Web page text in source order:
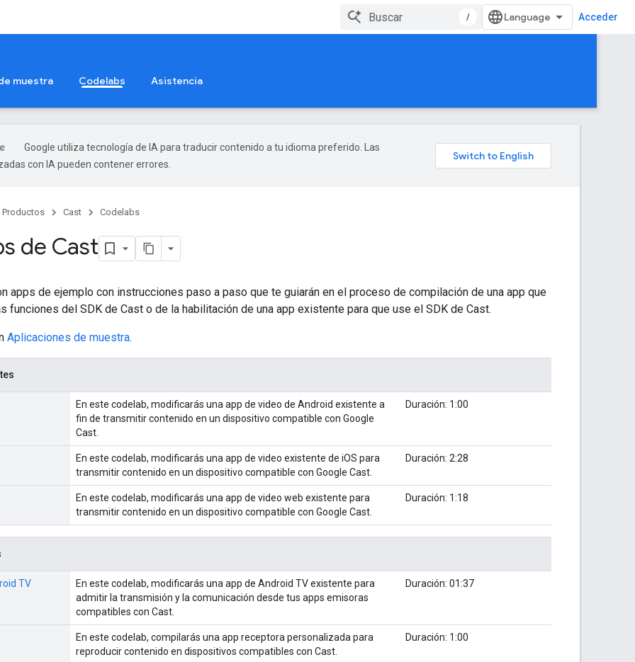
/ Acceder
muestra Codelabs Asistencia
Google utiliza tecnología de IA para traducir contenido a tu idioma preferido. Las
con IA pueden contener errores.
Productos Cast Codelabs
de Cast
apps de ejemplo con instrucciones paso a paso que te guiarán en el proceso de compilación de una app que
funciones del SDK de Cast o de la habilitación de una app existente para que use el SDK de Cast.
Aplicaciones de muestra.
En este codelab, modificarás una app de video de Android existente a
fin de transmitir contenido en un dispositivo compatible con Google
Cast.
Duración: 1:00
En este codelab, modificarás una app de video existente de iOS para
transmitir contenido en un dispositivo compatible con Google Cast.
Duración: 2:28
En este codelab, modificarás una app de video web existente para
transmitir contenido en un dispositivo compatible con Google Cast.
Duración: 1:18
TV
En este codelab, modificarás una app de Android TV existente para
admitir la transmisión y la comunicación desde tus apps emisoras
compatibles con Cast.
Duración: 01:37
En este codelab, compilarás una app receptora personalizada para
reproducir contenido en dispositivos compatibles con Cast.
Duración: 1:00